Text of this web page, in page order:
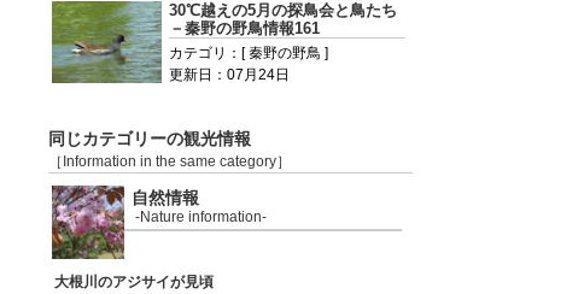
30℃越えの5月の探鳥会と鳥たち
－秦野の野鳥情報161
カテゴリ：[ 秦野の野鳥 ]
更新日：07月24日
同じカテゴリーの観光情報
［Information in the same category］
自然情報
-Nature information-
大根川のアジサイが見頃